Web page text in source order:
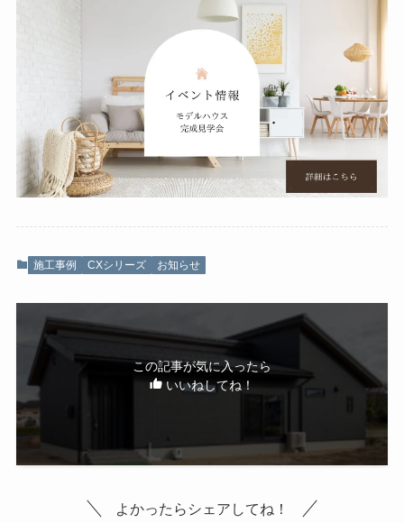
施工事例 CXシリーズ お知らせ
この記事が気に入ったら
いいねしてね！
よかったらシェアしてね！